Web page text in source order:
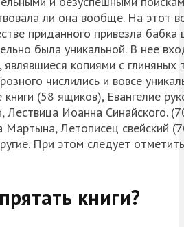
ли она вообще. На этот
приданного привезла
была уникальной. В нее
являвшиеся копиями с
числились и вовсе
книги (58 ящиков), Евангелие
Лествица Иоанна
Мартына, Летописец свейский
При этом следует
книги?